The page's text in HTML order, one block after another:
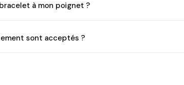
à mon poignet ?
sont acceptés ?